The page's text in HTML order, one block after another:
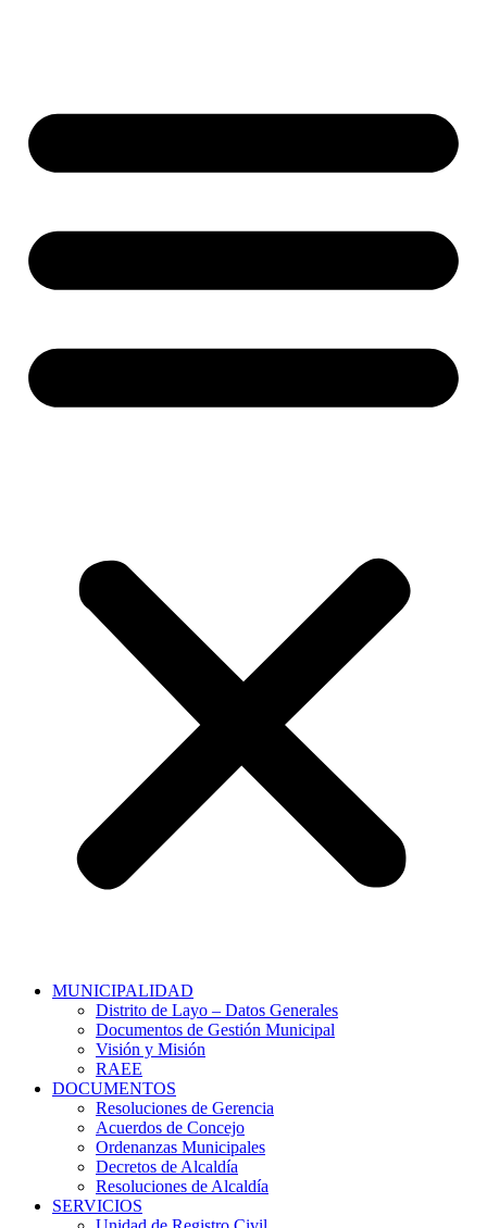
MUNICIPALIDAD
Distrito de Layo – Datos Generales
Documentos de Gestión Municipal
Visión y Misión
RAEE
DOCUMENTOS
Resoluciones de Gerencia
Acuerdos de Concejo
Ordenanzas Municipales
Decretos de Alcaldía
Resoluciones de Alcaldía
SERVICIOS